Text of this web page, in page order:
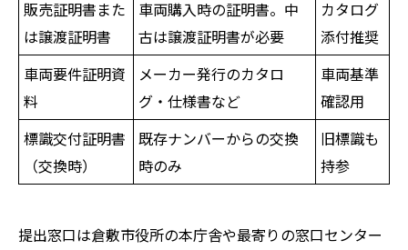
販売証明書また
は譲渡証明書
車両購入時の証明書。中
古は譲渡証明書が必要
カタログ
添付推奨
車両要件証明資
料
メーカー発行のカタロ
グ・仕様書など
車両基準
確認用
標識交付証明書
（交換時）
既存ナンバーからの交換
時のみ
旧標識も
持参
提出窓口は倉敷市役所の本庁舎や最寄りの窓口センター